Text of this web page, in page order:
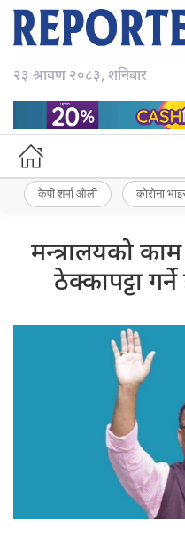
२३ श्रावण २०८३, शनिबार
केपी शर्मा ओली कोरोना
मन्त्रालयको काम
ठेक्कापट्टा